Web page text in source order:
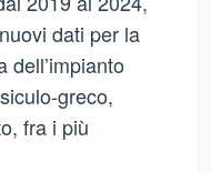
dati per la
dell’impianto
greco,
fra i più